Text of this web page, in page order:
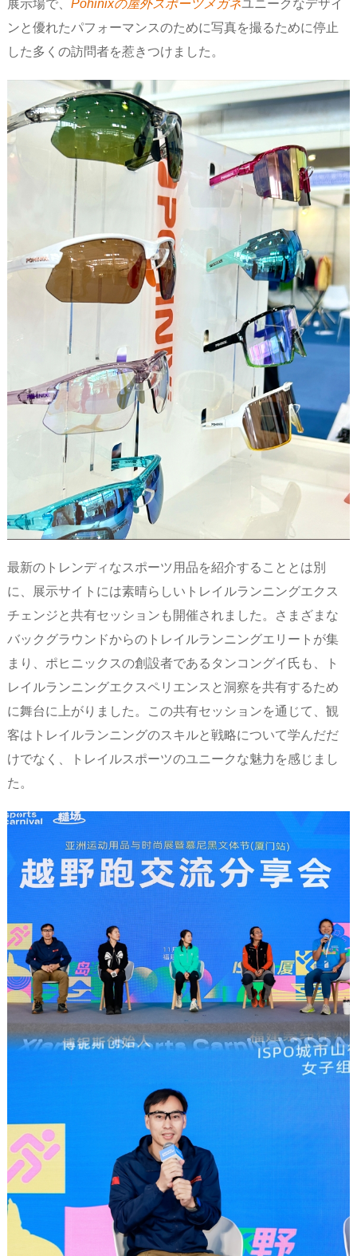
展示場で、 Pohinixの屋外スポーツメガネユニークなデザイ
ンと優れたパフォーマンスのために写真を撮るために停止
した多くの訪問者を惹きつけました。
最新のトレンディなスポーツ用品を紹介することとは別
に、展示サイトには素晴らしいトレイルランニングエクス
チェンジと共有セッションも開催されました。さまざまな
バックグラウンドからのトレイルランニングエリートが集
まり、ポヒニックスの創設者であるタンコングイ氏も、ト
レイルランニングエクスペリエンスと洞察を共有するため
に舞台に上がりました。この共有セッションを通じて、観
客はトレイルランニングのスキルと戦略について学んだだ
けでなく、トレイルスポーツのユニークな魅力を感じまし
た。